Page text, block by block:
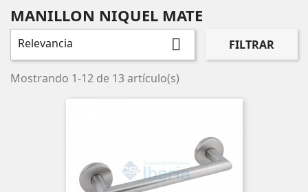
MANILLON NIQUEL MATE
Relevancia  FILTRAR
Mostrando 1-12 de 13 artículo(s)